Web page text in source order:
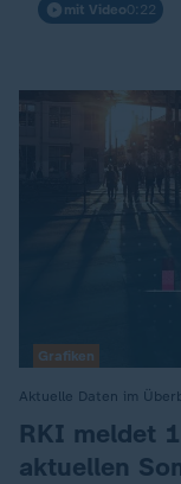
h
mit Video0:22
Grafiken
Aktuelle Daten im
:
RKI meldet
aktuellen